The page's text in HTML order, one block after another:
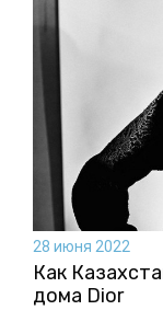
28 июня 2022
Как
дома Dior